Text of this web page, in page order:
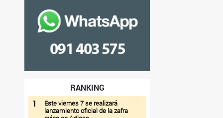
RANKING
1
Este viernes 7 se realizará
lanzamiento oficial de la zafra